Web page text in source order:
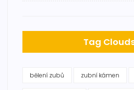
Tag
bělení zubů zubní kámen